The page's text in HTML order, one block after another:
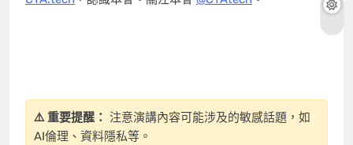
⚠️ 重要提醒： 注意演講內容可能涉及的敏感話題，如
AI倫理、資料隱私等。